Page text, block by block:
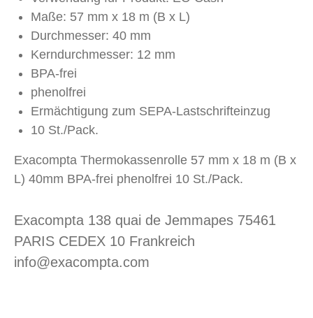
Maße: 57 mm x 18 m (B x L)
Durchmesser: 40 mm
Kerndurchmesser: 12 mm
BPA-frei
phenolfrei
Ermächtigung zum SEPA-Lastschrifteinzug
10 St./Pack.
Exacompta Thermokassenrolle 57 mm x 18 m (B x
L) 40mm BPA-frei phenolfrei 10 St./Pack.
Exacompta 138 quai de Jemmapes 75461
PARIS CEDEX 10 Frankreich
info@exacompta.com